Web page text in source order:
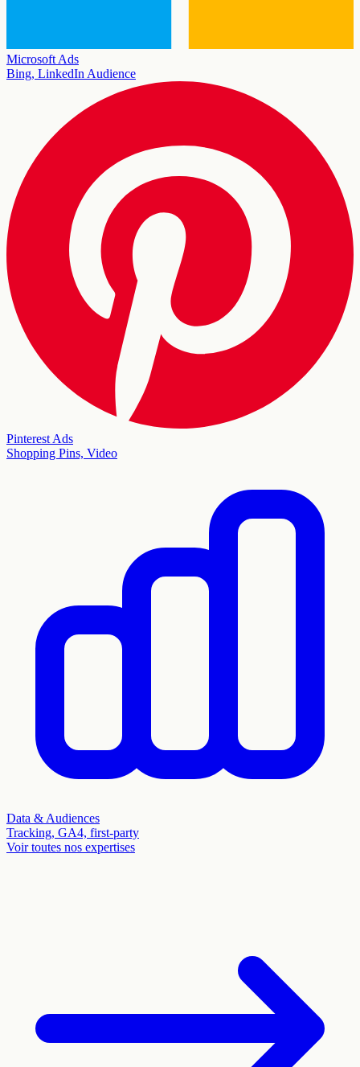
Microsoft Ads
Bing, LinkedIn Audience
Pinterest Ads
Shopping Pins, Video
Data & Audiences
Tracking, GA4, first-party
Voir toutes nos expertises